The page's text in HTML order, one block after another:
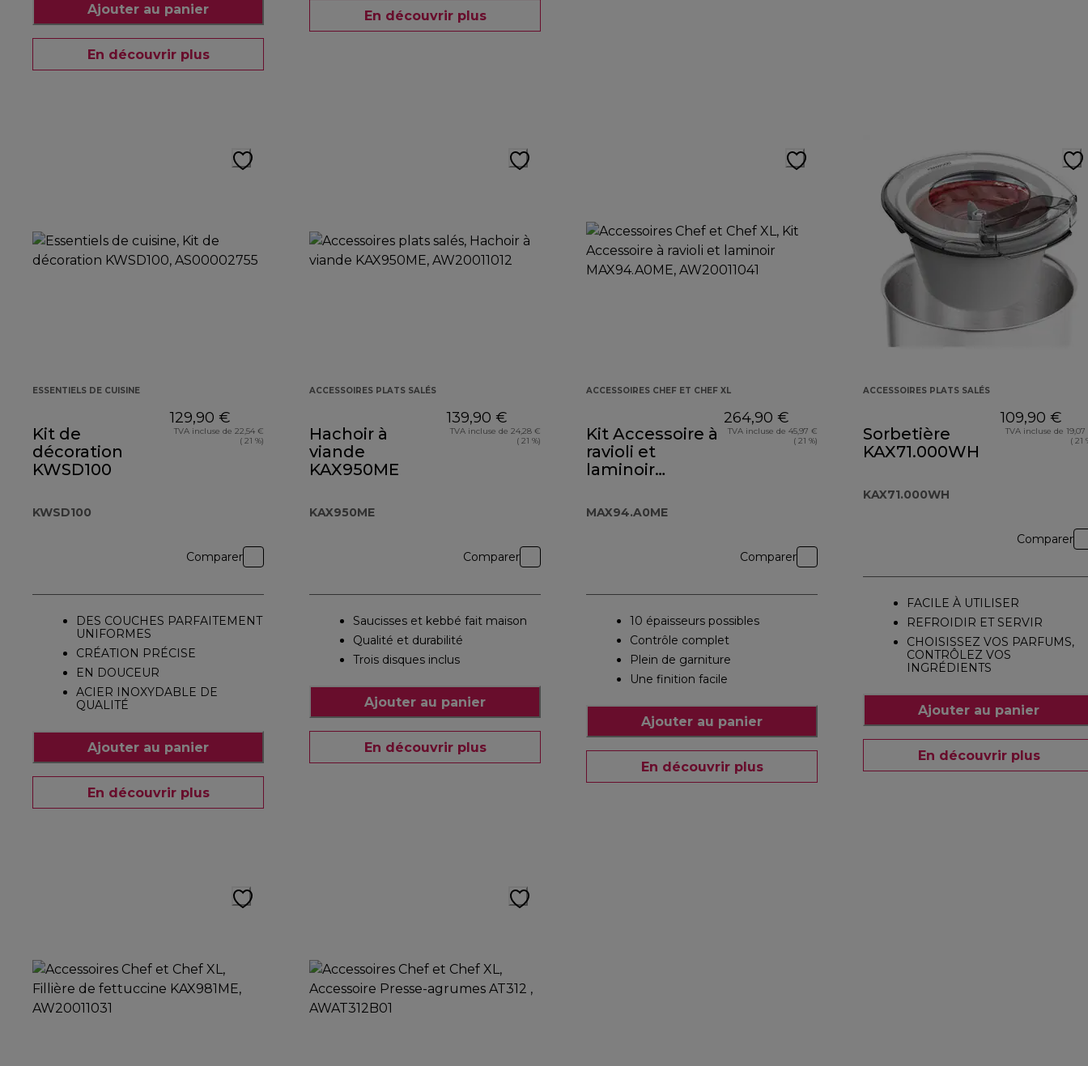
Ajouter au panier
En découvrir plus
En découvrir plus
ESSENTIELS DE CUISINE
Kit de
décoration
KWSD100
KWSD100
129,90 €
TVA incluse de 22,54 €
( 21 %)
Comparer
DES COUCHES PARFAITEMENT
UNIFORMES
CRÉATION PRÉCISE
EN DOUCEUR
ACIER INOXYDABLE DE
QUALITÉ
Ajouter au panier
En découvrir plus
ACCESSOIRES PLATS SALÉS
Hachoir à
viande
KAX950ME
KAX950ME
139,90 €
TVA incluse de 24,28 €
( 21 %)
Comparer
Saucisses et kebbé fait maison
Qualité et durabilité
Trois disques inclus
Ajouter au panier
En découvrir plus
ACCESSOIRES CHEF ET CHEF XL
Kit Accessoire à
ravioli et
laminoir
MAX94.A0ME
264,90 €
TVA incluse de 45,97 €
( 21 %)
Comparer
10 épaisseurs possibles
Contrôle complet
Plein de garniture
Une finition facile
Ajouter au panier
En découvrir plus
ACCESSOIRES PLATS SALÉS
Sorbetière
KAX71.000WH
KAX71.000WH
109,90 €
TVA incluse de
( 21
Comparer
FACILE À UTILISER
REFROIDIR ET SERVIR
CHOISISSEZ VOS PARFUMS,
CONTRÔLEZ VOS
INGRÉDIENTS
Ajouter au panier
En découvrir plus